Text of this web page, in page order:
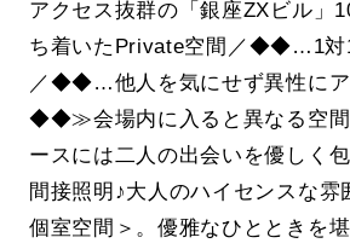
アクセス抜群の「銀座ZXビル
ち着いたPrivate空間／◆◆…1対
／◆◆…他人を気にせず異性に
◆◆≫会場内に入ると異なる空間
ースには二人の出会いを優しく
間接照明♪大人のハイセンスな雰
個室空間＞。優雅なひとときを